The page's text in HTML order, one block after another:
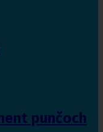
punčoch